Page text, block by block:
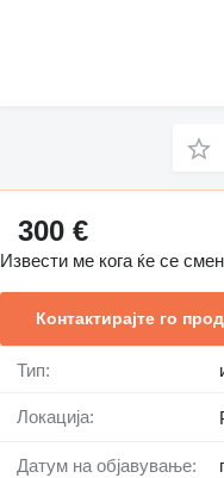
300 €
Извести ме кога ќе се
Контактирајте го
Тип:
Локација:
Датум на објавување: